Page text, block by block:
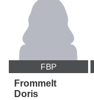
FBP
Frommelt
Doris